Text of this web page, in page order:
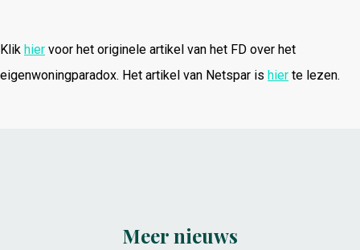
Klik hier voor het originele artikel van het FD over het
eigenwoningparadox. Het artikel van Netspar is hier te lezen.
Meer nieuws